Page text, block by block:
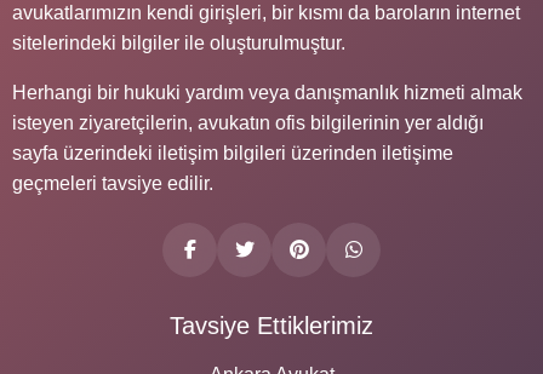
avukatlarımızın kendi girişleri, bir kısmı da baroların internet
sitelerindeki bilgiler ile oluşturulmuştur.
Herhangi bir hukuki yardım veya danışmanlık hizmeti almak
isteyen ziyaretçilerin, avukatın ofis bilgilerinin yer aldığı
sayfa üzerindeki iletişim bilgileri üzerinden iletişime
geçmeleri tavsiye edilir.
Tavsiye Ettiklerimiz